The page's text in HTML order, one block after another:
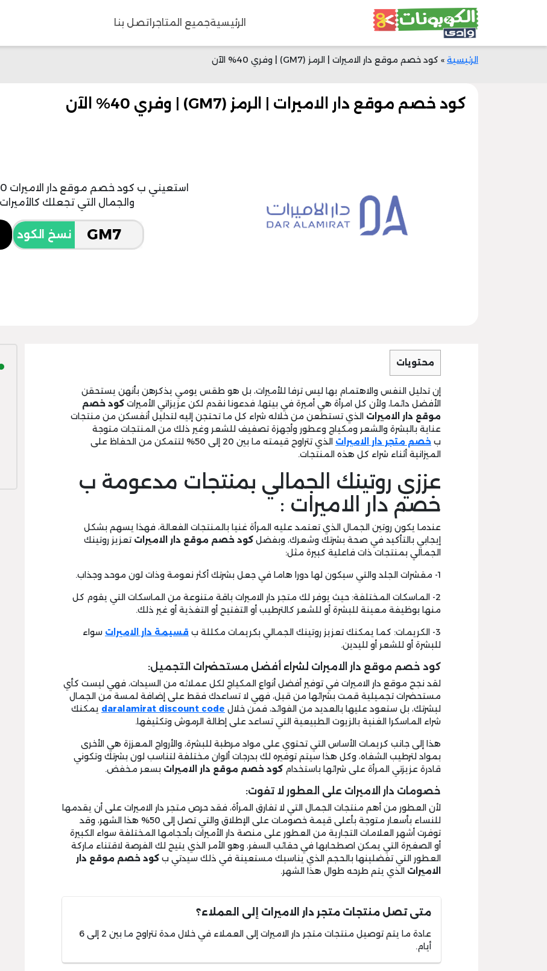
الرئيسيةجميع المتاجر اتصل بنا
الرئيسية » كود خصم موقع دار الاميرات | الرمز (GM7) | وفري 40% الآن
كود خصم موقع دار الاميرات | الرمز (GM7) | وفري 40% الآن
والجمال التي تجعلك
نسخ الكود
محتويات
إن تدليل النفس والاهتمام بها ليس ترفا للأميرات، بل هو طقس يومي يذكرهن بأنهن يستحقن
الأفضل دائما، ولأن كل امرأة هي أميرة في بيتها، فدعونا نقدم لكن عزيزاتي الأميرات كود خصم
موقع دار الاميرات الذي تستطعن من خلاله شراء كل ما تحتجن إليه لتدليل أنفسكن من منتجات
عناية بالبشرة والشعر ومكياج وعطور وأجهزة تصفيف للشعر وغير ذلك من المنتجات متوجة
ب خصم متجر دار الاميرات
الذي تتراوح قيمته ما بين 20 إلى 50% لتتمكن من الحفاظ على
الميزانية أثناء شراء كل هذه المنتجات.
عززي روتينك الجمالي بمنتجات مدعومة ب
خصم دار الاميرات :
عندما يكون روتين الجمال الذي تعتمد عليه المرأة غنيا بالمنتجات الفعالة، فهذا يسهم بشكل
إيجابي بالتأكيد في صحة بشرتك وشعرك، وبفضل كود خصم موقع دار الاميرات تعزيز روتينك
الجمالي بمنتجات ذات فاعلية كبيرة مثل:
1- مقشرات الجلد والتي سيكون لها دورا هاما في جعل بشرتك أكثر نعومة وذات لون موحد وجذاب.
2- الماسكات المختلفة: حيث يوفر لك متجر دار الاميرات باقة متنوعة من الماسكات التي يقوم كل
منها بوظيفة معينة للبشرة أو للشعر كالترطيب أو التفتيح أو التغذية أو غير ذلك.
3- الكريمات: كما يمكنك تعزيز روتينك الجمالي بكريمات مكللة ب قسيمة دار الاميرات سواء
للبشرة أو للشعر أو لليدين.
كود خصم موقع دار الاميرات لشراء أفضل مستحضرات التجميل:
لقد نجح موقع دار الاميرات في توفير أفضل أنواع المكياج لكل عملائه من السيدات، فهي ليست كأي
مستحضرات تجميلية قمت بشرائها من قبل، فهي لا تساعدك فقط على إضافة لمسة من الجمال
لبشرتك، بل ستعود عليها بالعديد من الفوائد، فمن خلال daralamirat discount code يمكنك
شراء الماسكرا الغنية بالزيوت الطبيعية التي تساعد على إطالة الرموش وتكثيفها.
هذا إلى جانب كريمات الأساس التي تحتوي على مواد مرطبة للبشرة، والأرواج المعززة هي الأخرى
بمواد لترطيب الشفاه، وكل هذا سيتم توفيره لك بدرجات ألوان مختلفة لتناسب لون بشرتك وتكوني
قادرة عزيزتي المرأة على شرائها باستخدام كود خصم موقع دار الاميرات بسعر مخفض.
خصومات دار الاميرات على العطور لا تفوت:
لأن العطور من أهم منتجات الجمال التي لا تفارق المرأة، فقد حرص متجر دار الاميرات على أن يقدمها
للنساء بأسعار متوجة بأعلى قيمة خصومات على الإطلاق والتي تصل إلى 50% هذا الشهر، وقد
توفرت أشهر العلامات التجارية من العطور على منصة دار الأميرات بأحجامها المختلفة سواء الكبيرة
أو الصغيرة التي يمكن اصطحابها في حقائب السفر، وهو الأمر الذي يتيح لك الفرصة لاقتناء ماركة
العطور التي تفضلينها بالحجم الذي يناسبك مستعينة في ذلك سيدتي ب كود خصم موقع دار
الاميرات الذي يتم طرحه طوال هذا الشهر.
متى تصل منتجات متجر دار الاميرات إلى العملاء؟
عادة ما يتم توصيل منتجات متجر دار الاميرات إلى العملاء في خلال مدة تتراوح ما بين 2 إلى 6
أيام.